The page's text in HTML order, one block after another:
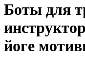
Боты для
йоге